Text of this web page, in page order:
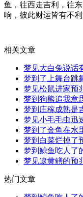
鱼，往西走吉利，往
响，彼此财运皆有不利
相关文章
梦见大白兔说话
梦到了上舞台跳
梦见松鼠进家预
梦到狗熊追我意
梦到庄稼成熟是
梦见小毛毛虫迅
梦到了金鱼在水
梦到白菜烂掉了
梦到鲸鱼吃人了
梦见逮黄鳝的预
热门文章